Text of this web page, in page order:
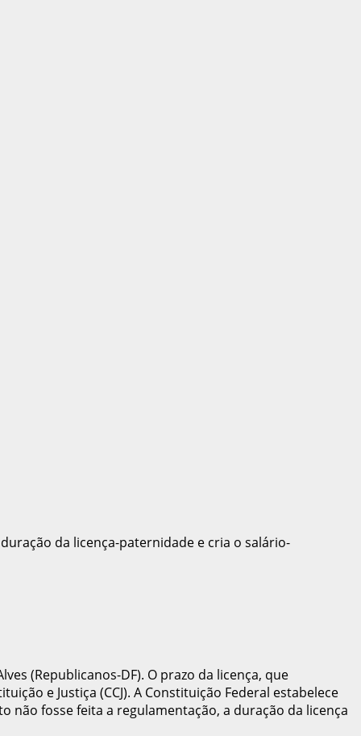
da licença-paternidade e cria o salário-
(Republicanos-DF). O prazo da licença, que
e Justiça (CCJ). A Constituição Federal estabelece
fosse feita a regulamentação, a duração da licença